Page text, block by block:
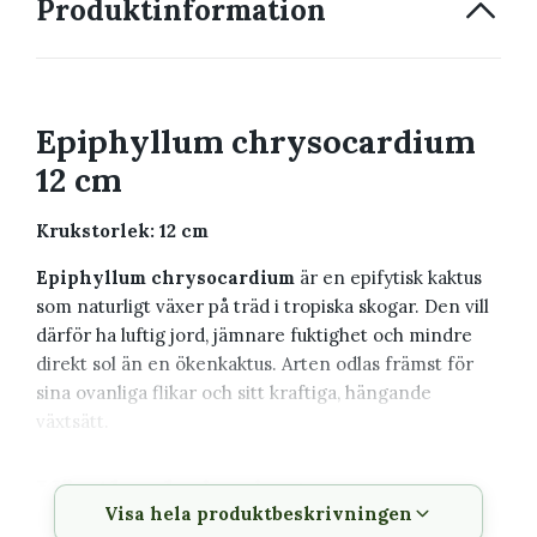
Produktinformation
Epiphyllum chrysocardium
12 cm
Krukstorlek: 12 cm
Epiphyllum chrysocardium är en epifytisk kaktus
som naturligt växer på träd i tropiska skogar. Den vill
därför ha luftig jord, jämnare fuktighet och mindre
direkt sol än en ökenkaktus. Arten odlas främst för
sina ovanliga flikar och sitt kraftiga, hängande
växtsätt.
Växtbeskrivning
Visa hela produktbeskrivningen